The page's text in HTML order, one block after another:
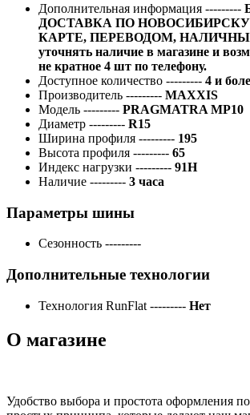
Дополнительная информация ---------
ДОСТАВКА ПО
КАРТЕ, ПЕРЕВОДОМ,
уточнять наличие в магазине и
не кратное 4 шт по телефону.
Доступное количество --------- 4 и
Производитель --------- MAXXIS
Модель --------- PRAGMATRA MP10
Диаметр --------- R15
Ширина профиля --------- 195
Высота профиля --------- 65
Индекс нагрузки --------- 91H
Наличие --------- 3 часа
Параметры шины
Сезонность ---------
Дополнительные технологии
Технология RunFlat --------- Нет
О магазине
Удобство выбора и простота оформления